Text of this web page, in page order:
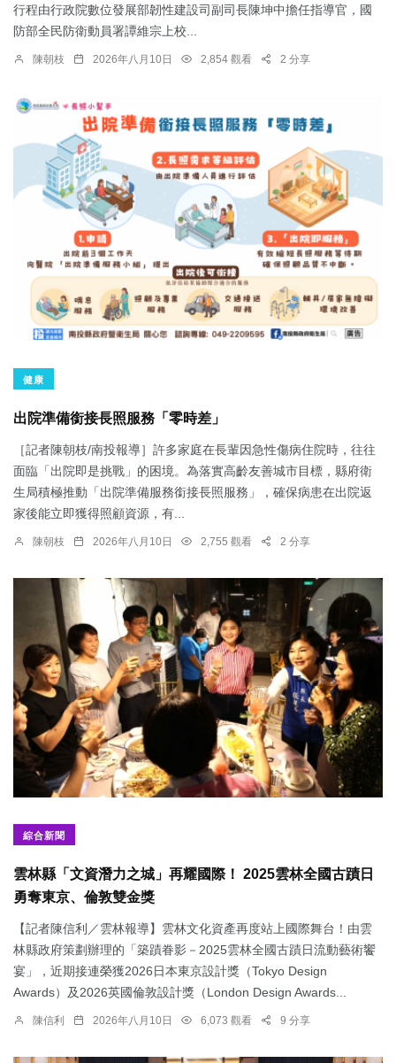
行程由行政院數位發展部韌性建設司副司長陳坤中擔任指導官，國
防部全民防衛動員署譚維宗上校...
陳朝枝 2026年八月10日 2,854 觀看 2 分享
健康
出院準備銜接長照服務「零時差」
［記者陳朝枝/南投報導］許多家庭在長輩因急性傷病住院時，往往
面臨「出院即是挑戰」的困境。為落實高齡友善城市目標，縣府衛
生局積極推動「出院準備服務銜接長照服務」，確保病患在出院返
家後能立即獲得照顧資源，有...
陳朝枝 2026年八月10日 2,755 觀看 2 分享
綜合新聞
雲林縣「文資潛力之城」再耀國際！ 2025雲林全國古蹟日
勇奪東京、倫敦雙金獎
【記者陳信利／雲林報導】雲林文化資產再度站上國際舞台！由雲
林縣政府策劃辦理的「築蹟眷影－2025雲林全國古蹟日流動藝術饗
宴」，近期接連榮獲2026日本東京設計獎（Tokyo Design
Awards）及2026英國倫敦設計獎（London Design Awards...
陳信利 2026年八月10日 6,073 觀看 9 分享